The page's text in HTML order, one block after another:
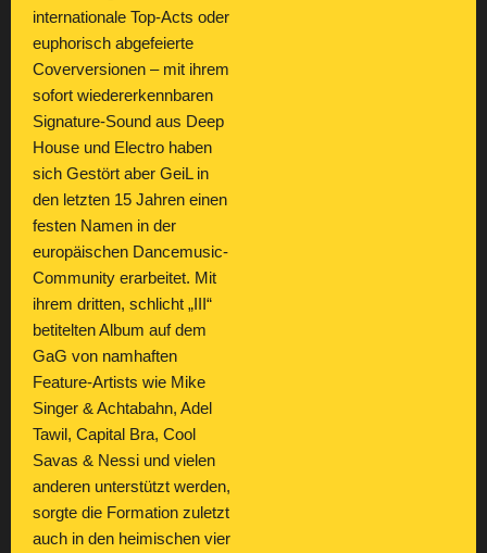
internationale Top-Acts oder
euphorisch abgefeierte
Coverversionen – mit ihrem
sofort wiedererkennbaren
Signature-Sound aus Deep
House und Electro haben
sich Gestört aber GeiL in
den letzten 15 Jahren einen
festen Namen in der
europäischen Dancemusic-
Community erarbeitet. Mit
ihrem dritten, schlicht „III“
betitelten Album auf dem
GaG von namhaften
Feature-Artists wie Mike
Singer & Achtabahn, Adel
Tawil, Capital Bra, Cool
Savas & Nessi und vielen
anderen unterstützt werden,
sorgte die Formation zuletzt
auch in den heimischen vier